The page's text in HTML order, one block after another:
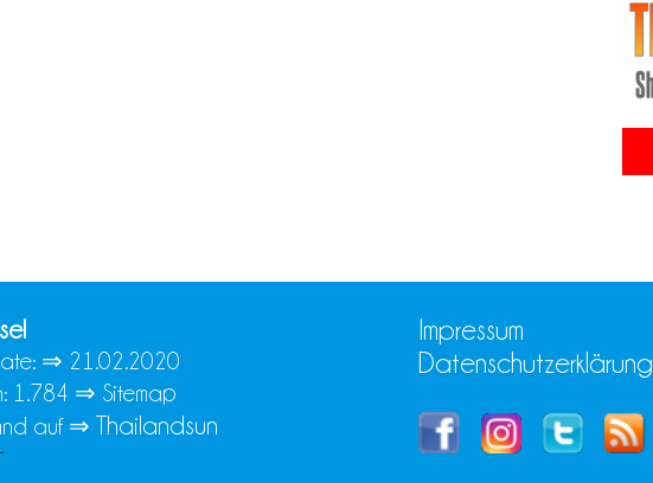
⇒ 21.02.2020
1.784 ⇒ Sitemap
auf ⇒ Thailandsun
Impressum
Datenschutzerklärung